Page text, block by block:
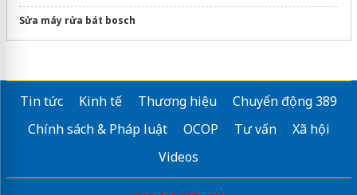
Sửa máy rửa bát bosch
Tin tức Kinh tế Thương hiệu
Chuyển động 389
Chính sách & Pháp luật
OCOP Tư vấn
Xã hội
Videos